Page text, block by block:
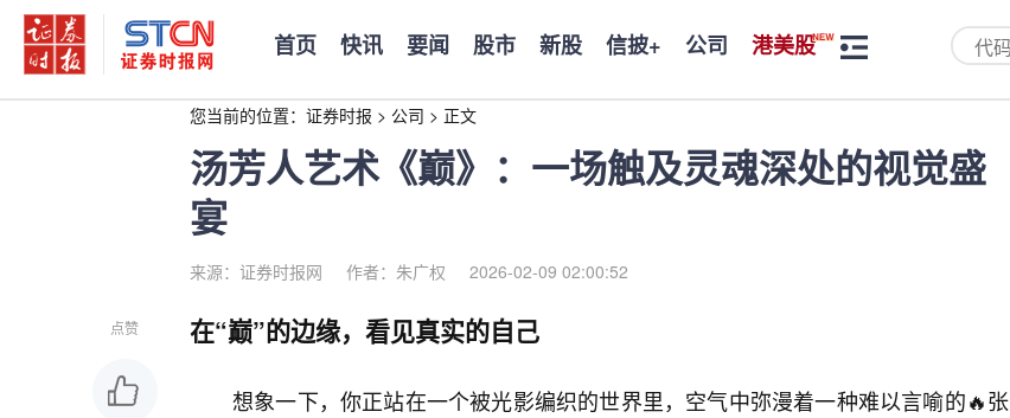
首页 快讯 要闻 股市 新股 信披+ 公司 港美股
您当前的位置： 证券时报 > 公司 > 正文
汤芳人艺术《巅》：一场触及灵魂深处的视觉盛
宴
来源：证券时报网 作者：朱广权 2026-02-09 02:00:52
点赞 在“巅”的边缘，看见真实的自己
想象一下，你正站在一个被光影编织的世界里，空气中弥漫着一种难以言喻的🔥张